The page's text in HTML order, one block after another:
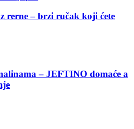
rerne – brzi ručak koji ćete
– JEFTINO domaće a